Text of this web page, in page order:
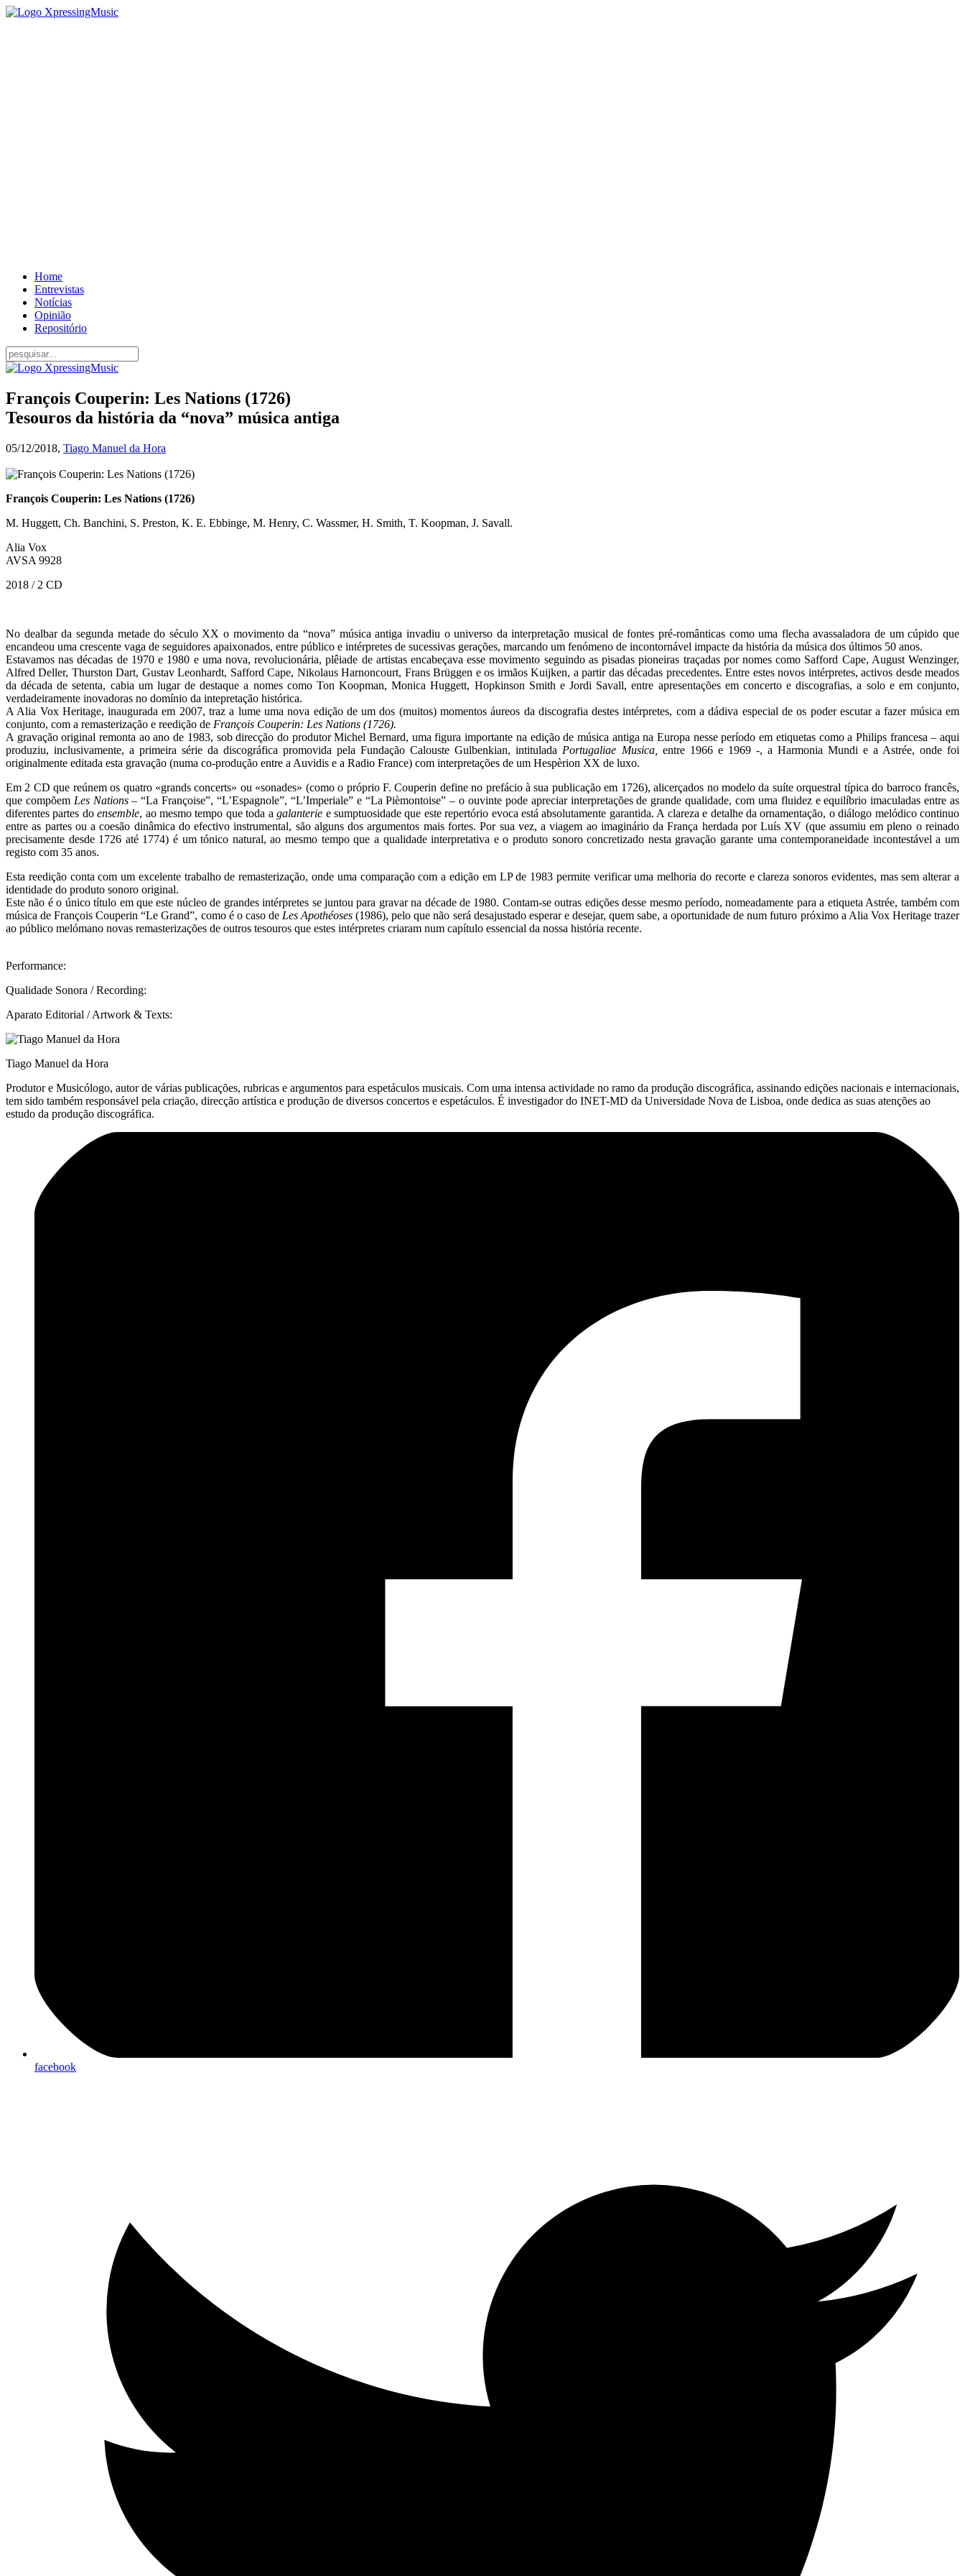
Home
Entrevistas
Notícias
Opinião
Repositório
François Couperin: Les Nations (1726)
Tesouros da história da “nova” música antiga
05/12/2018, Tiago Manuel da Hora
François Couperin: Les Nations (1726)
M. Huggett, Ch. Banchini, S. Preston, K. E. Ebbinge, M. Henry, C. Wassmer, H. Smith, T. Koopman, J. Savall.
Alia Vox
AVSA 9928
2018 / 2 CD
No dealbar da segunda metade do século XX o movimento da “nova” música antiga invadiu o universo da interpretação musical de fontes pré-românticas como uma flecha avassaladora de um cúpido que
encandeou uma crescente vaga de seguidores apaixonados, entre público e intérpretes de sucessivas gerações, marcando um fenómeno de incontornável impacte da história da música dos últimos 50 anos.
Estavamos nas décadas de 1970 e 1980 e uma nova, revolucionária, plêiade de artistas encabeçava esse movimento seguindo as pisadas pioneiras traçadas por nomes como Safford Cape, August Wenzinger,
Alfred Deller, Thurston Dart, Gustav Leonhardt, Safford Cape, Nikolaus Harnoncourt, Frans Brüggen e os irmãos Kuijken, a partir das décadas precedentes. Entre estes novos intérpretes, activos desde meados
da década de setenta, cabia um lugar de destaque a nomes como Ton Koopman, Monica Huggett, Hopkinson Smith e Jordi Savall, entre apresentações em concerto e discografias, a solo e em conjunto,
verdadeiramente inovadoras no domínio da intepretação histórica.
A Alia Vox Heritage, inaugurada em 2007, traz a lume uma nova edição de um dos (muitos) momentos áureos da discografia destes intérpretes, com a dádiva especial de os poder escutar a fazer música em
conjunto, com a remasterização e reedição de François Couperin: Les Nations (1726).
A gravação original remonta ao ano de 1983, sob direcção do produtor Michel Bernard, uma figura importante na edição de música antiga na Europa nesse período em etiquetas como a Philips francesa – aqui
produziu, inclusivamente, a primeira série da discográfica promovida pela Fundação Calouste Gulbenkian, intitulada Portugaliae Musica, entre 1966 e 1969 -, a Harmonia Mundi e a Astrée, onde foi
originalmente editada esta gravação (numa co-produção entre a Auvidis e a Radio France) com interpretações de um Hespèrion XX de luxo.
Em 2 CD que reúnem os quatro «grands concerts» ou «sonades» (como o próprio F. Couperin define no prefácio à sua publicação em 1726), alicerçados no modelo da suíte orquestral típica do barroco francês,
que compõem Les Nations –“La Françoise”, “L’Espagnole”, “L’Imperiale” e “La Pièmontoise” – o ouvinte pode apreciar interpretações de grande qualidade, com uma fluidez e equilíbrio imaculadas entre as
diferentes partes doensemble, ao mesmo tempo que toda agalanterie e sumptuosidade que este repertório evoca está absolutamente garantida. A clareza e detalhe da ornamentação, o diálogo melódico continuo
entre as partes ou a coesão dinâmica do efectivo instrumental, são alguns dos argumentos mais fortes. Por sua vez, a viagem ao imaginário da França herdada por Luís XV (que assumiu em pleno o reinado
precisamente desde 1726 até 1774) é um tónico natural, ao mesmo tempo que a qualidade interpretativa e o produto sonoro concretizado nesta gravação garante uma contemporaneidade incontestável a um
registo com 35 anos.
Esta reedição conta com um excelente trabalho de remasterização, onde uma comparação com a edição em LP de 1983 permite verificar uma melhoria do recorte e clareza sonoros evidentes, mas sem alterar a
identidade do produto sonoro original.
Este não é o único título em que este núcleo de grandes intérpretes se juntou para gravar na décade de 1980. Contam-se outras edições desse mesmo período, nomeadamente para a etiqueta Astrée, também com
música de François Couperin “Le Grand”, como é o caso de Les Apothéoses(1986), pelo que não será desajustado esperar e desejar, quem sabe, a oportunidade de num futuro próximo a Alia Vox Heritage trazer
ao público melómano novas remasterizações de outros tesouros que estes intérpretes criaram num capítulo essencial da nossa história recente.
Performance:
Qualidade Sonora / Recording:
Aparato Editorial / Artwork & Texts:
Tiago Manuel da Hora
Produtor e Musicólogo, autor de várias publicações, rubricas e argumentos para espetáculos musicais. Com uma intensa actividade no ramo da produção discográfica, assinando edições nacionais e internacionais,
tem sido também responsável pela criação, direcção artística e produção de diversos concertos e espetáculos. É investigador do INET-MD da Universidade Nova de Lisboa, onde dedica as suas atenções ao
estudo da produção discográfica.
facebook